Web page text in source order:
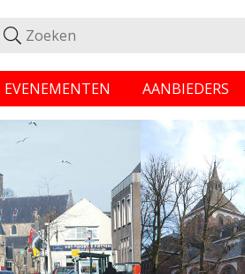
EVENEMENTEN AANBIEDERS